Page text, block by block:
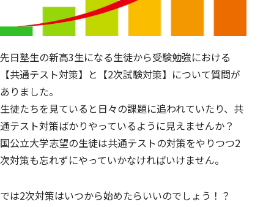
先日塾生の新高3生になる生徒から受験勉強における
【共通テスト対策】と【2次試験対策】について質問が
ありました。
生徒たちを見ていると日々の課題に追われていたり、共
通テスト対策ばかりやっているように見えませんか？
国公立大学志望の生徒は共通テストの対策をやりつつ2
次対策も忘れずにやっていかなければいけません。
では2次対策はいつから始めたらいいのでしょう！？